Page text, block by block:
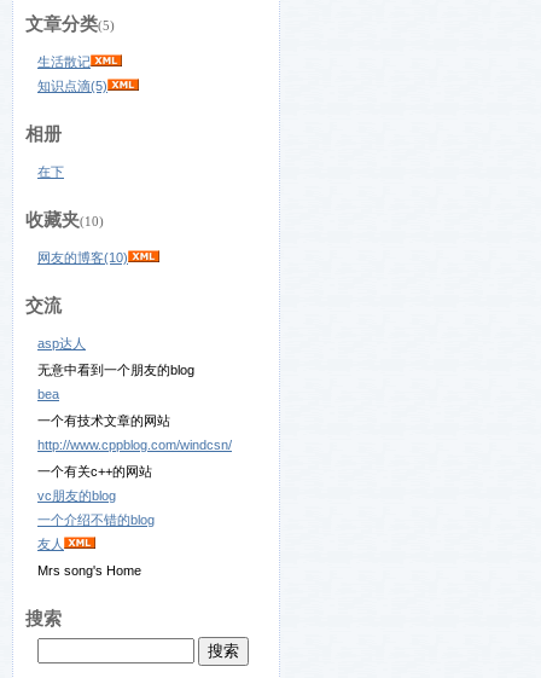
文章分类(5)
生活散记
知识点滴(5)
相册
在下
收藏夹(10)
网友的博客(10)
交流
asp达人
无意中看到一个朋友的blog
bea
一个有技术文章的网站
http://www.cppblog.com/windcsn/
一个有关c++的网站
vc朋友的blog
一个介绍不错的blog
友人
Mrs song's Home
搜索